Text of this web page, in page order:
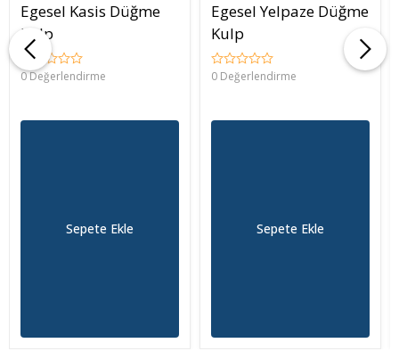
Egesel Kasis Düğme
Kulp
0 Değerlendirme
Sepete Ekle
Egesel Yelpaze Düğme
Kulp
0 Değerlendirme
Sepete Ekle